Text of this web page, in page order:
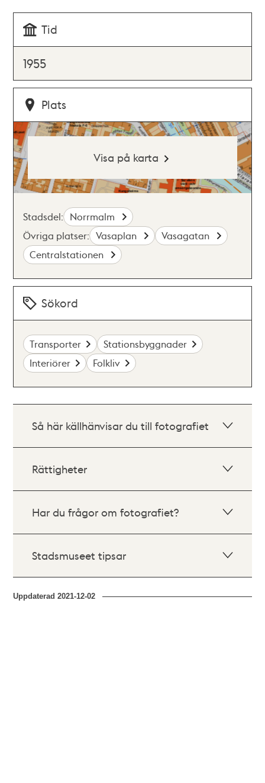
Tid
1955
Plats
Visa på karta
Stadsdel: Norrmalm
Övriga platser: Vasaplan
Vasagatan
Centralstationen
Sökord
Transporter
Stationsbyggnader
Interiörer
Folkliv
Så här källhänvisar du till fotografiet
Rättigheter
Har du frågor om fotografiet?
Stadsmuseet tipsar
Uppdaterad2021-12-02